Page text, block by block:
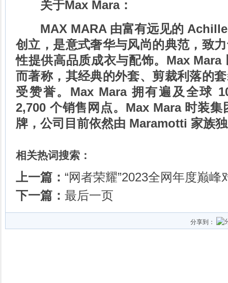
关于Max Mara：
MAX MARA 由富有远见的
创立，是意式奢华与风尚的典范，致
性提供高品质成衣与配饰。Max Mara
而著称，其经典的外套、剪裁利落的
受赞誉。Max Mara 拥有遍及全球
2,700 个销售网点。Max Mara 时装
牌，公司目前依然由 Maramotti 家族
相关热词搜索：
上一篇： “网者荣耀”2023全网年度巅峰
下一篇： 最后一页
分享到：